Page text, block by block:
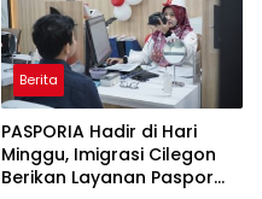
Berita
PASPORIA Hadir di Hari
Minggu, Imigrasi Cilegon
Berikan Layanan Paspor